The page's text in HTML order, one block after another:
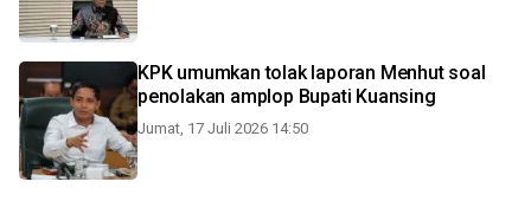
KPK umumkan tolak laporan Menhut soal
penolakan amplop Bupati Kuansing
Jumat, 17 Juli 2026 14:50